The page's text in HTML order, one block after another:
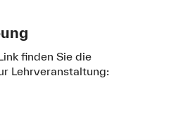
finden Sie die
Lehrveranstaltung: